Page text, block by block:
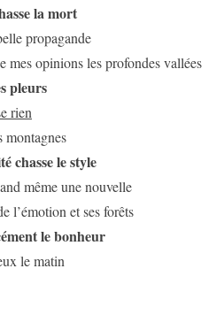
la mort
propagande
mes opinions les profondes vallées
pleurs
rien
montagnes
chasse le style
même une nouvelle
l’émotion et ses forêts
le bonheur
le matin